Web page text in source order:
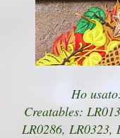
Ho
Creatables:
LR0286, LR0323,